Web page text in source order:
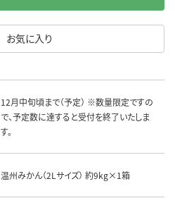
お気に入り
12月中旬頃まで（予定） ※数量限定ですの
で、予定数に達すると受付を終了いたしま
す。
温州みかん（2Lサイズ） 約9kg×1箱